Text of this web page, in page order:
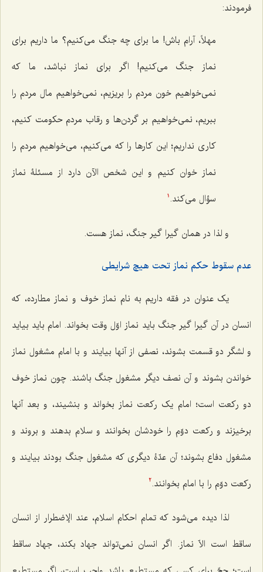
فرمودند:
مهلاً، آرام باش! ما برای چه جنگ می‌کنیم؟ ما داریم برای
نماز جنگ می‌کنیم! اگر برای نماز نباشد، ما که
نمی‌خواهیم خون مردم را بریزیم، نمی‌خواهیم مال مردم را
ببریم، نمی‌خواهیم بر گردن‌ها و رقاب مردم حکومت کنیم،
کاری نداریم؛ این کارها را که می‌کنیم، می‌خواهیم مردم را
نماز خوان کنیم و این شخص الآن دارد از مسئلۀ نماز
سؤال می‌کند. 1
و لذا در همان گیرا گیر جنگ، نماز هست.
عدم سقوط حکم نماز تحت هیچ شرایطی
یک عنوان در فقه داریم به نام نماز خوف و نماز مطارده، که
انسان در آن گیرا گیر جنگ باید نماز اوّل وقت بخواند. امام باید بیاید
و لشگر دو قسمت بشوند، نصفی از آنها بیایند و با امام مشغول نماز
خواندن بشوند و آن نصف دیگر مشغول جنگ باشند. چون نماز خوف
دو رکعت است؛ امام یک رکعت نماز بخواند و بنشیند، و بعد آنها
برخیزند و رکعت دوّم را خودشان بخوانند و سلام بدهند و بروند و
مشغول دفاع بشوند؛ آن عدّۀ دیگری که مشغول جنگ بودند بیایند و
رکعت دوّم را با امام بخوانند.2
لذا دیده می‌شود که تمام احکام اسلام، عند الإضطرار از انسان
ساقط است الاّ نماز. اگر انسان نمی‌تواند جهاد بکند، جهاد ساقط